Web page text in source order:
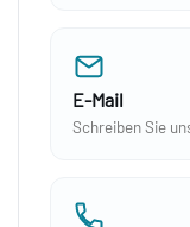
E-Mail
Schreiben Sie